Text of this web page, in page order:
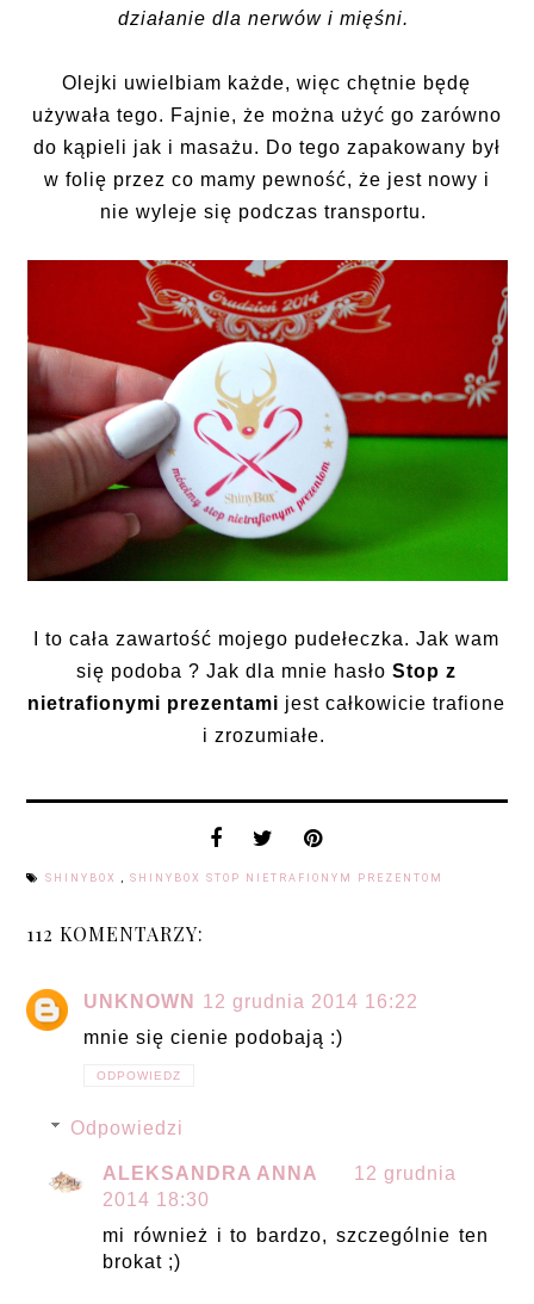
działanie dla nerwów i mięśni.
Olejki uwielbiam każde, więc chętnie będę
używała tego. Fajnie, że można użyć go zarówno
do kąpieli jak i masażu. Do tego zapakowany był
w folię przez co mamy pewność, że jest nowy i
nie wyleje się podczas transportu.
I to cała zawartość mojego pudełeczka. Jak wam
się podoba ? Jak dla mnie hasło Stop z
nietrafionymi prezentami jest całkowicie trafione
i zrozumiałe.
SHINYBOX ,SHINYBOX STOP NIETRAFIONYM PREZENTOM
112 KOMENTARZY:
UNKNOWN
12 grudnia 2014 16:22
mnie się cienie podobają :)
ODPOWIEDZ
Odpowiedzi
ALEKSANDRA ANNA
12 grudnia
2014 18:30
mi również i to bardzo, szczególnie ten
brokat ;)